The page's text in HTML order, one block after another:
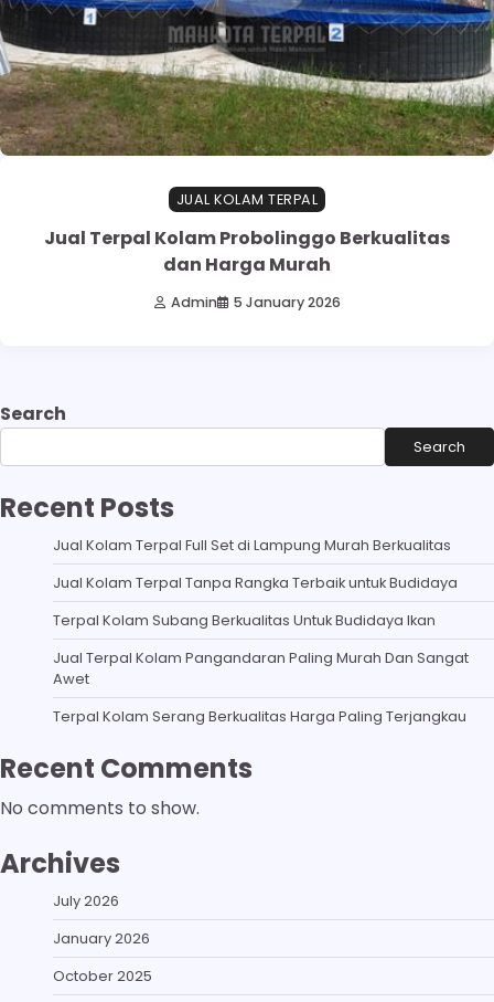
JUAL KOLAM TERPAL
Jual Terpal Kolam Probolinggo Berkualitas
dan Harga Murah
Admin 5 January 2026
Search
Search
Recent Posts
Jual Kolam Terpal Full Set di Lampung Murah Berkualitas
Jual Kolam Terpal Tanpa Rangka Terbaik untuk Budidaya
Terpal Kolam Subang Berkualitas Untuk Budidaya Ikan
Jual Terpal Kolam Pangandaran Paling Murah Dan Sangat
Awet
Terpal Kolam Serang Berkualitas Harga Paling Terjangkau
Recent Comments
No comments to show.
Archives
July 2026
January 2026
October 2025